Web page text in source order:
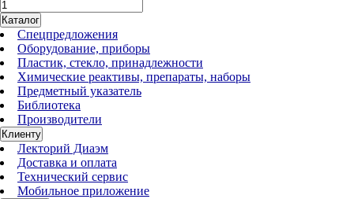
Каталог
Спецпредложения
Оборудование, приборы
Пластик, стекло, принадлежности
Химические реактивы, препараты, наборы
Предметный указатель
Библиотека
Производители
Клиенту
Лекторий Диаэм
Доставка и оплата
Технический сервис
Мобильное приложение